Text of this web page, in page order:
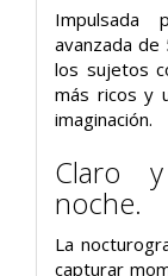
Impulsada
avanzada
los sujetos
más ricos y
imaginación.
Claro
noche.
La
capturar